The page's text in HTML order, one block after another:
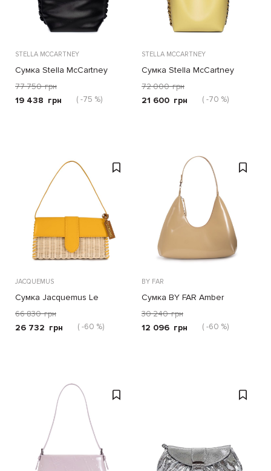
STELLA MCCARTNEY
Сумка Stella McCartney
Frayme черная
77 750 грн
19 438 грн ( -75 %)
STELLA MCCARTNEY
Сумка Stella McCartney
Frayme желтая
72 000 грн
21 600 грн ( -70 %)
JACQUEMUS
Сумка Jacquemus Le
Bambino желтая
66 830 грн
26 732 грн ( -60 %)
BY FAR
Сумка BY FAR Amber
бежевая
30 240 грн
12 096 грн ( -60 %)